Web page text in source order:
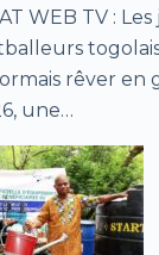
WEB TV :
rêver en
une…